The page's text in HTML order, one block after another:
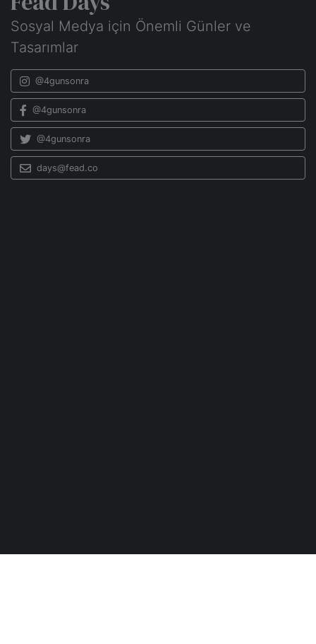
Sosyal Medya için Önemli Günler ve
Tasarımlar
@4gunsonra
@4gunsonra
@4gunsonra
days@fead.co